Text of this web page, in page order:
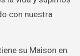
con nuestra
su Maison en